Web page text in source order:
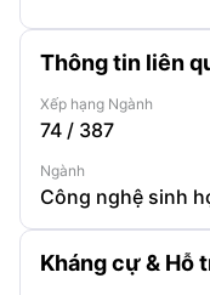
Thông tin liên
Xếp hạng Ngành
74 / 387
Ngành
Công nghệ sinh
Kháng cự & Hỗ